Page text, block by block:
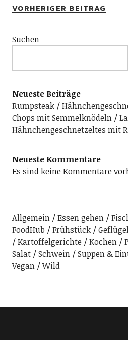
VORHERIGER BEITRAG
Suchen
Neueste Beiträge
Rumpsteak
Chops mit Semmelknödeln
Hähnchengeschnetzeltes mit
Neueste Kommentare
Es sind keine Kommentare
Allgemein Essen gehen
FoodHub
Frühstück
Kartoffelgerichte
Kochen
Salat
Schwein Suppen &
Vegan
Wild